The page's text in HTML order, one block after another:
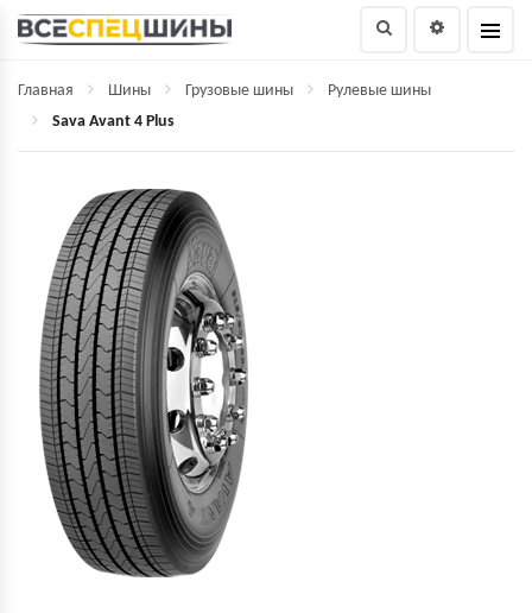
Главная Шины Грузовые шины
Рулевые шины
Sava Avant 4 Plus